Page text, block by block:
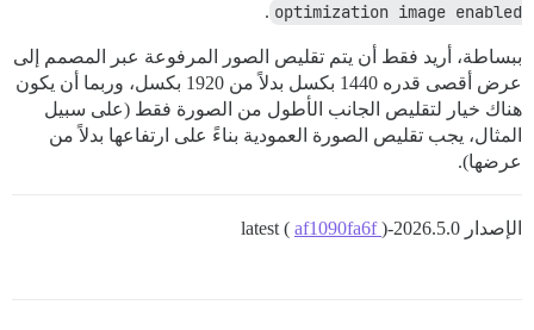
optimization image enabled
.
ببساطة، أريد فقط أن يتم تقليص الصور المرفوعة عبر المصمم إلى
عرض أقصى قدره 1440 بكسل بدلاً من 1920 بكسل، وربما أن يكون
هناك خيار لتقليص الجانب الأطول من الصورة فقط (على سبيل
المثال، يجب تقليص الصورة العمودية بناءً على ارتفاعها بدلاً من
عرضها).
الإصدار 2026.5.0-latest ( af1090fa6f)